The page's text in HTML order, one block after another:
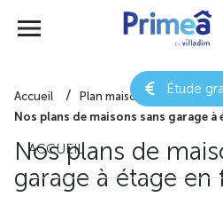
Étude
ACCUEIL
Accueil
Plan maison gratuit
Nos plans de maisons sans garage à
Nos plans de
garage à étage